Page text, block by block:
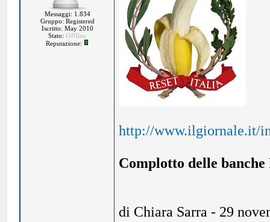
Messaggi: 1.834
Gruppo: Registered
Iscritto: May 2010
Stato: Offline
Reputazione:
http://www.ilgiornale.it/
Complotto delle
di Chiara Sarra - 29